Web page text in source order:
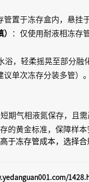
管置于冻存盒内，悬挂
：仅使用耐液相冻存
，轻柔摇晃至部分融
单次冻存分装多管）。
期气相液氮保存，且需
的黄金标准，保障样本
于冻存管成本，选择